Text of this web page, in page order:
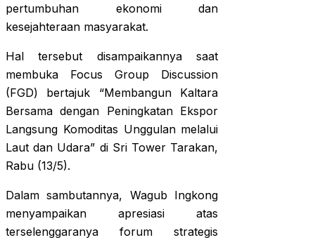
pertumbuhan ekonomi dan
kesejahteraan masyarakat.
Hal tersebut disampaikannya saat
membuka Focus Group Discussion
(FGD) bertajuk “Membangun Kaltara
Bersama dengan Peningkatan Ekspor
Langsung Komoditas Unggulan melalui
Laut dan Udara” di Sri Tower Tarakan,
Rabu (13/5).
Dalam sambutannya, Wagub Ingkong
menyampaikan apresiasi atas
terselenggaranya forum strategis